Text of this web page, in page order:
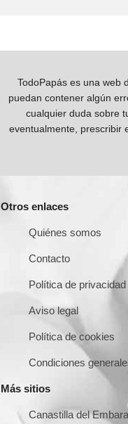
TodoPapás es una web
puedan contener algún
cualquier duda sobre
eventualmente, prescribir
Otros enlaces
Quiénes somos
Contacto
Política de privacidad
Aviso legal
Política de cookies
Condiciones
Más sitios
Canastilla del